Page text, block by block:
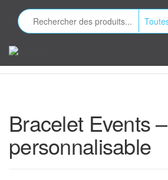
contenu
publicitaires
Bracelet Events –
personnalisable